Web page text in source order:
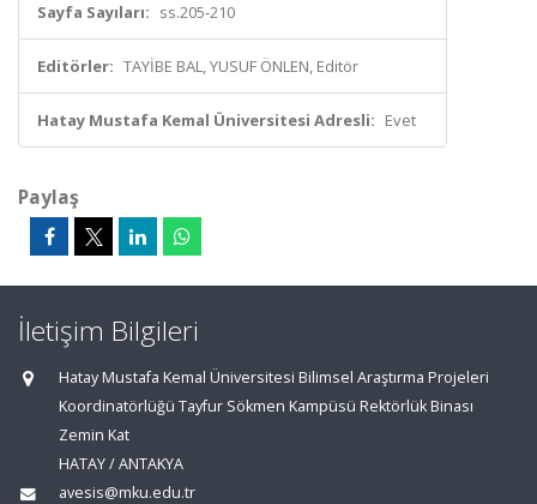
Sayfa Sayıları: ss.205-210
Editörler: TAYİBE BAL, YUSUF ÖNLEN, Editör
Hatay Mustafa Kemal Üniversitesi Adresli: Evet
Paylaş
İletişim Bilgileri
Hatay Mustafa Kemal Üniversitesi Bilimsel Araştırma Projeleri
Koordinatörlüğü Tayfur Sökmen Kampüsü Rektörlük Binası
Zemin Kat
HATAY / ANTAKYA
avesis@mku.edu.tr